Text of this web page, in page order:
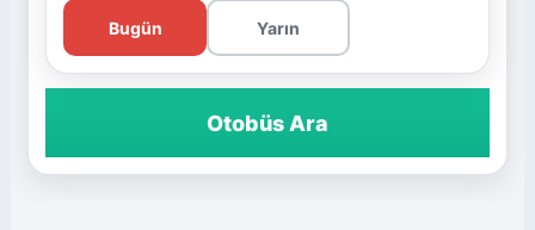
Bugün Yarın
Otobüs Ara